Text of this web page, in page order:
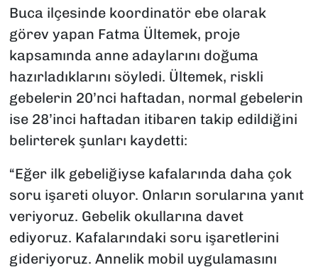
Buca ilçesinde koordinatör ebe olarak
görev yapan Fatma Ültemek, proje
kapsamında anne adaylarını doğuma
hazırladıklarını söyledi. Ültemek, riskli
gebelerin 20’nci haftadan, normal gebelerin
ise 28’inci haftadan itibaren takip edildiğini
belirterek şunları kaydetti:
“Eğer ilk gebeliğiyse kafalarında daha çok
soru işareti oluyor. Onların sorularına yanıt
veriyoruz. Gebelik okullarına davet
ediyoruz. Kafalarındaki soru işaretlerini
gideriyoruz. Annelik mobil uygulamasını